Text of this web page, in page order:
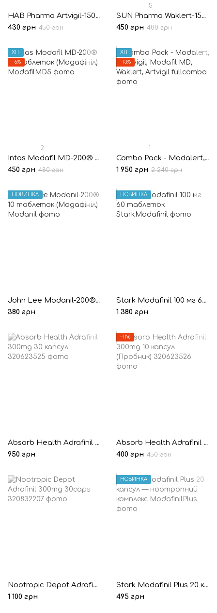
HAB Pharma Artvigil-150® 10 таблеток (Армодафініл)
430 грн 450 грн
5
SUN Pharma Waklert-150® 10 таблеток (Армодафініл)
450 грн 480 грн
ХІТ
−6%
2
Intas Modafil MD-200® 10 таблеток (Модафініл)
450 грн 480 грн
ХІТ
−13%
1
Combo Pack - Modalert, Modvigil, Modafil MD, Waklert, Artvigil
1 950 грн 2 240 грн
НОВИНКА
John Lee Modanil-200® 10 таблеток (Модафініл)
380 грн
НОВИНКА
Stark Modafinil 100 мг 60 таблеток
1 380 грн
Absorb Health Adrafinil 300mg 30 капсул
950 грн
−11%
Absorb Health Adrafinil 300mg 10 капсул (Пробник)
400 грн 450 грн
Nootropic Depot Adrafinil 300mg 30caps
1 100 грн
НОВИНКА
Stark Modafinil Plus 20 капсул — ноотропний комплекс
495 грн